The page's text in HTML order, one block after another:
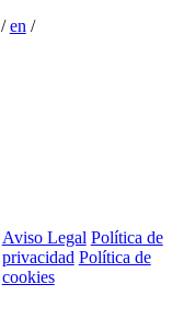
/en /
Aviso Legal Política de
privacidad Política de
cookies